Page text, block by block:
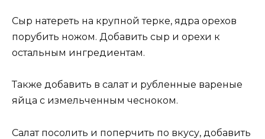
Сыр натереть на крупной терке, ядра орехов
порубить ножом. Добавить сыр и орехи к
остальным ингредиентам.
Также добавить в салат и рубленные вареные
яйца с измельченным чесноком.
Салат посолить и поперчить по вкусу, добавить